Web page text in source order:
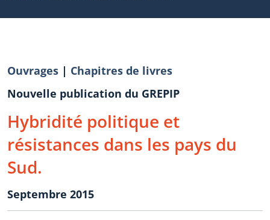
Ouvrages | Chapitres de livres
Nouvelle publication du GREPIP
Hybridité politique et
résistances dans les pays du
Sud.
Septembre 2015